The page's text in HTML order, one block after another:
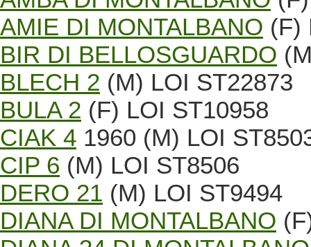
AMIE DI MONTALBANO (F)
BIR DI BELLOSGUARDO
BLECH 2 (M) LOI ST22873
BULA 2 (F) LOI ST10958
CIAK 4 1960 (M) LOI
CIP 6 (M) LOI ST8506
DERO 21 (M) LOI ST9494
DIANA DI MONTALBANO